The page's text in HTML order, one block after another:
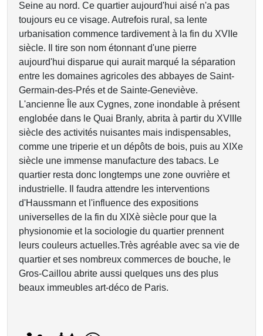
Seine au nord. Ce quartier aujourd'hui aisé n'a pas
toujours eu ce visage. Autrefois rural, sa lente
urbanisation commence tardivement à la fin du XVIIe
siècle. Il tire son nom étonnant d'une pierre
aujourd'hui disparue qui aurait marqué la séparation
entre les domaines agricoles des abbayes de Saint-
Germain-des-Prés et de Sainte-Geneviève.
L'ancienne Île aux Cygnes, zone inondable à présent
englobée dans le Quai Branly, abrita à partir du XVIIIe
siècle des activités nuisantes mais indispensables,
comme une triperie et un dépôts de bois, puis au XIXe
siècle une immense manufacture des tabacs. Le
quartier resta donc longtemps une zone ouvrière et
industrielle. Il faudra attendre les interventions
d'Haussmann et l'influence des expositions
universelles de la fin du XIXè siècle pour que la
physionomie et la sociologie du quartier prennent
leurs couleurs actuelles.Très agréable avec sa vie de
quartier et ses nombreux commerces de bouche, le
Gros-Caillou abrite aussi quelques uns des plus
beaux immeubles art-déco de Paris.